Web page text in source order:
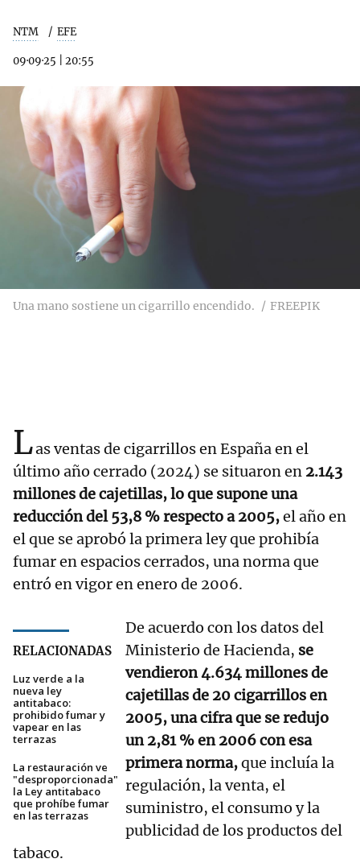
NTM EFE
09·09·25 20:55
Una mano sostiene un cigarrillo encendido. FREEPIK
Las ventas de cigarrillos en España en el
último año cerrado (2024) se situaron en 2.143
millones de cajetillas, lo que supone una
reducción del 53,8 % respecto a 2005,el año en
el que se aprobó la primera ley que prohibía
fumar en espacios cerrados, una norma que
entró en vigor en enero de 2006.
RELACIONADAS
Luz verde a la
nueva ley
antitabaco:
prohibido fumar y
vapear en las
terrazas
La restauración ve
"desproporcionada"
la Ley antitabaco
que prohíbe fumar
en las terrazas
De acuerdo con los datos del
Ministerio de Hacienda, se
vendieron 4.634 millones de
cajetillas de 20 cigarrillos en
2005, una cifra que se redujo
un 2,81 % en 2006 con esa
primera norma,que incluía la
regulación, la venta, el
suministro, el consumo y la
publicidad de los productos del
tabaco.